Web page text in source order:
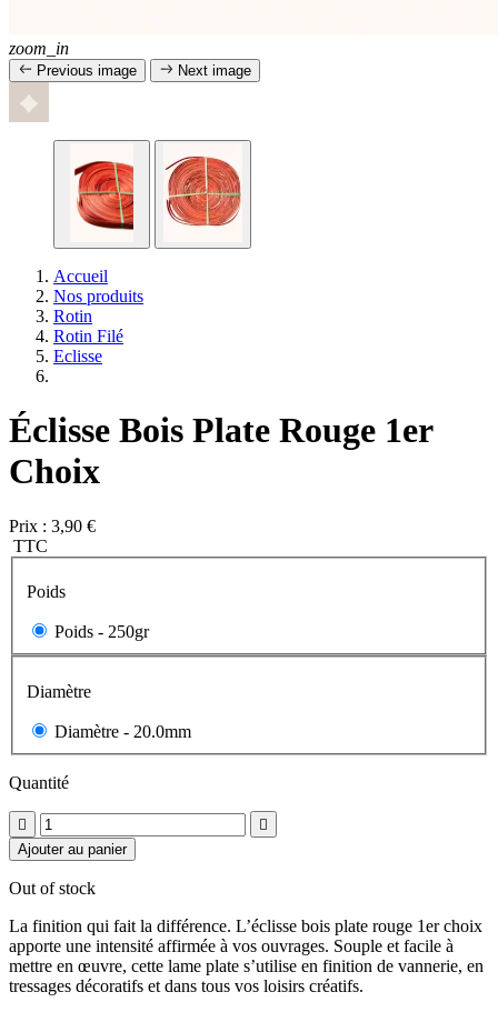
zoom_in
Previous image Next image
Accueil
Nos produits
Rotin
Rotin Filé
Eclisse
Éclisse Bois Plate Rouge 1er
Choix
Prix : 3,90 €
TTC
Poids
Poids - 250gr
Diamètre
Diamètre - 20.0mm
Quantité


Ajouter au panier
Out of stock
La finition qui fait la différence. L’éclisse bois plate rouge 1er choix
apporte une intensité affirmée à vos ouvrages. Souple et facile à
mettre en œuvre, cette lame plate s’utilise en finition de vannerie, en
tressages décoratifs et dans tous vos loisirs créatifs.